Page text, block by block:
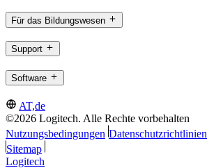
Für das Bildungswesen
Support
Software
AT,de
©2026 Logitech. Alle Rechte vorbehalten
Nutzungsbedingungen Datenschutzrichtlinien
Sitemap
Logitech